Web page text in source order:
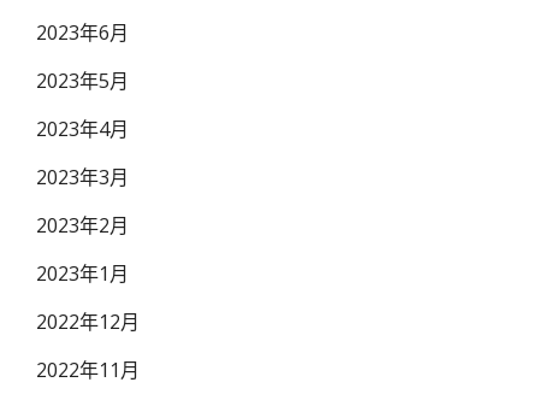
2023年6月
2023年5月
2023年4月
2023年3月
2023年2月
2023年1月
2022年12月
2022年11月